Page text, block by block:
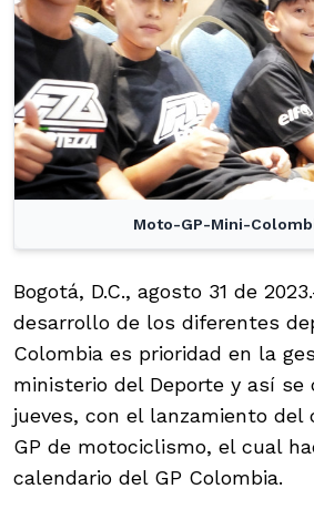
Moto-GP-Mini-
Bogotá, D.C., agosto 31 de
desarrollo de los diferentes
Colombia es prioridad en la
ministerio del Deporte y así
jueves, con el lanzamiento del
GP de motociclismo, el cual
calendario del GP Colombia.